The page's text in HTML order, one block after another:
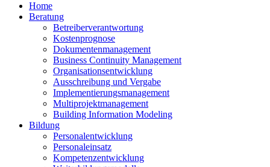
Home
Beratung
Betreiberverantwortung
Kostenprognose
Dokumentenmanagement
Business Continuity Management
Organisationsentwicklung
Ausschreibung und Vergabe
Implementierungsmanagement
Multiprojektmanagement
Building Information Modeling
Bildung
Personalentwicklung
Personaleinsatz
Kompetenzentwicklung